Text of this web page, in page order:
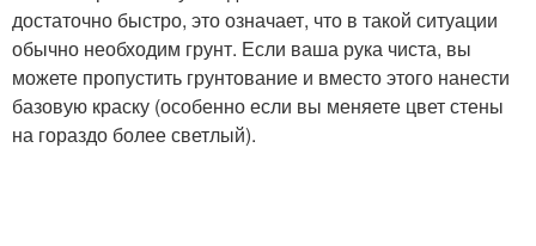
достаточно быстро, это означает, что в такой ситуации
обычно необходим грунт. Если ваша рука чиста, вы
можете пропустить грунтование и вместо этого нанести
базовую краску (особенно если вы меняете цвет стены
на гораздо более светлый).